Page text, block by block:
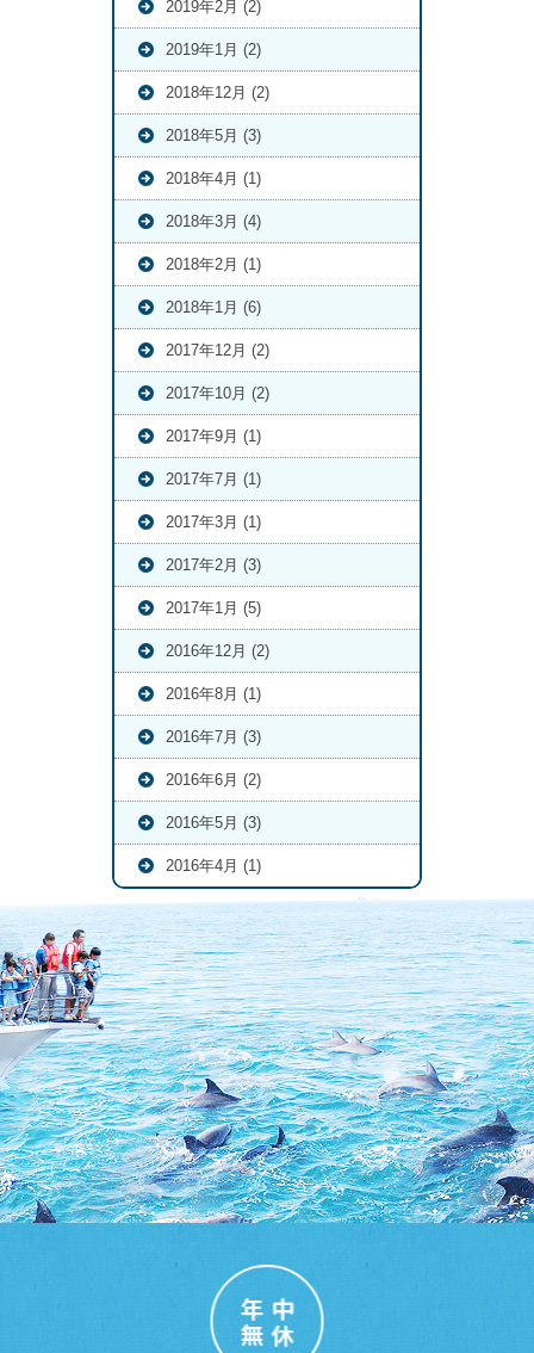
2019年2月 (2)
2019年1月 (2)
2018年12月 (2)
2018年5月 (3)
2018年4月 (1)
2018年3月 (4)
2018年2月 (1)
2018年1月 (6)
2017年12月 (2)
2017年10月 (2)
2017年9月 (1)
2017年7月 (1)
2017年3月 (1)
2017年2月 (3)
2017年1月 (5)
2016年12月 (2)
2016年8月 (1)
2016年7月 (3)
2016年6月 (2)
2016年5月 (3)
2016年4月 (1)
年中
無休